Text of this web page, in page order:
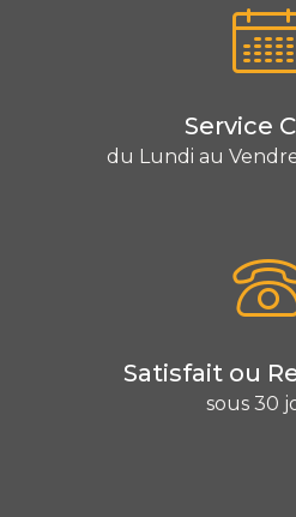
Service
du Lundi au
Satisfait ou
sous 30